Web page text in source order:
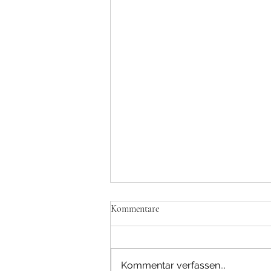
Kommentare
Kommentar verfassen...